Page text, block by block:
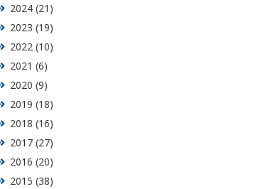
2015 (38)
2016 (20)
2017 (27)
2018 (16)
2019 (18)
2020 (9)
2021 (6)
2022 (10)
2023 (19)
2024 (21)